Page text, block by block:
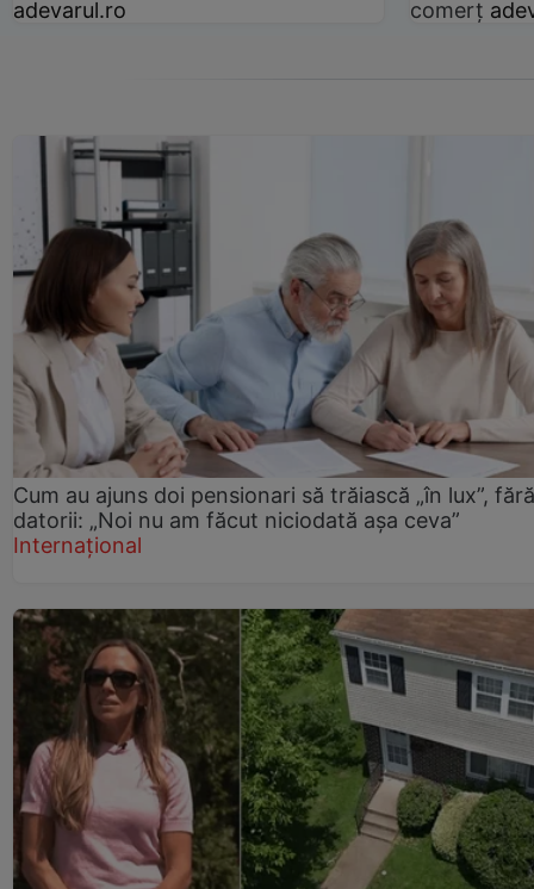
adevarul.ro comerț
Cum au ajuns doi pensionari să trăiască „în lux”, fără
datorii: „Noi nu am făcut niciodată așa ceva”
Internațional